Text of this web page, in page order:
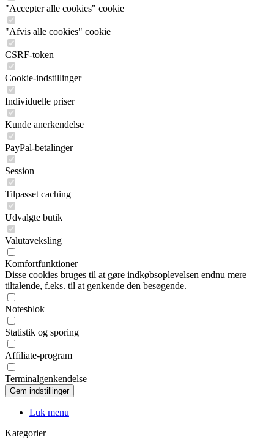
"Accepter alle cookies" cookie
"Afvis alle cookies" cookie
CSRF-token
Cookie-indstillinger
Individuelle priser
Kunde anerkendelse
PayPal-betalinger
Session
Tilpasset caching
Udvalgte butik
Valutaveksling
Komfortfunktioner
Disse cookies bruges til at gøre indkøbsoplevelsen endnu mere
tiltalende, f.eks. til at genkende den besøgende.
Notesblok
Statistik og sporing
Affiliate-program
Terminalgenkendelse
Luk menu
Kategorier